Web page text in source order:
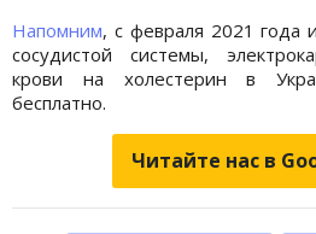
Напомним, с февраля 2021 года
сосудистой системы,
крови на холестерин в
бесплатно.
Читайте нас в